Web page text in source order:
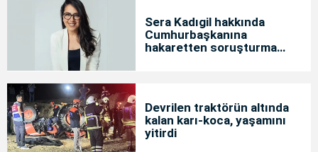
Sera Kadıgil hakkında
Cumhurbaşkanına
hakaretten soruşturma
Devrilen traktörün altında
kalan karı-koca, yaşamını
yitirdi